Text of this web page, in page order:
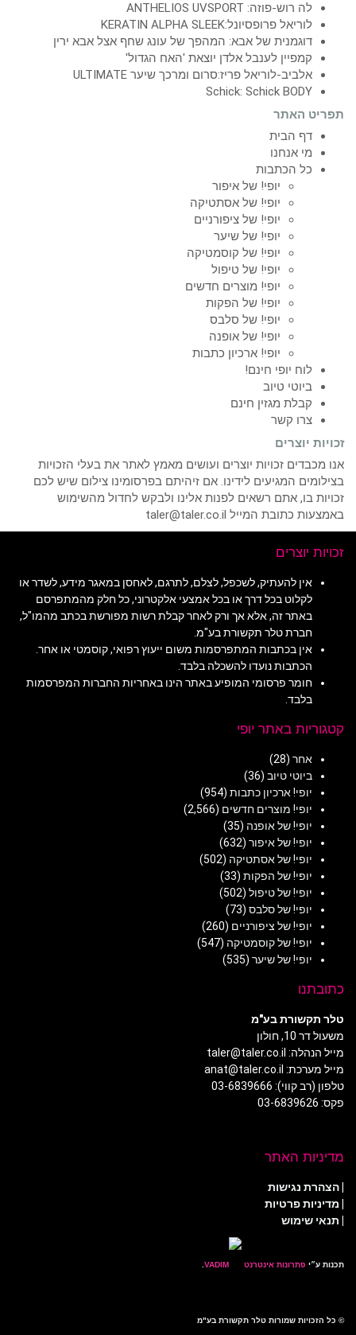
לה רוש-פוזה: ANTHELIOS UVSPORT
לוריאל פרופסיונל:KERATIN ALPHA SLEEK
דוגמנית של אבא: המהפך של עונג שחף אצל אבא ירין
קמפיין לענבל אלדן יוצאת 'האח הגדול'
אלביב-לוריאל פריז:סרום ומרכך שיער ULTIMATE
Schick: Schick BODY
תפריט האתר
דף הבית
מי אנחנו
כל הכתבות
יופי! של איפור
יופי! של אסתטיקה
יופי! של ציפורניים
יופי! של שיער
יופי! של קוסמטיקה
יופי! של טיפול
יופי! מוצרים חדשים
יופי! של הפקות
יופי! של סלבס
יופי! של אופנה
יופי! ארכיון כתבות
לוח יופי חינם!
ביוטי טיוב
קבלת מגזין חינם
צרו קשר
זכויות יוצרים
אנו מכבדים זכויות יוצרים ועושים מאמץ לאתר את בעלי הזכויות
בצילומים המגיעים לידינו. אם זיהיתם בפרסומינו צילום שיש לכם
זכויות בו, אתם רשאים לפנות אלינו ולבקש לחדול מהשימוש
באמצעות כתובת המייל taler@taler.co.il
זכויות יוצרים
אין להעתיק, לשכפל, לצלם, לתרגם, לאחסן במאגר מידע, לשדר או
לקלוט בכל דרך או בכל אמצעי אלקטרוני, כל חלק מהמתפרסם
באתר זה, אלא אך ורק לאחר קבלת רשות מפורשת בכתב מהמו"ל,
חברת טלר תקשורת בע"מ.
אין בכתבות המתפרסמות משום ייעוץ רפואי, קוסמטי או אחר.
הכתבות נועדו להשכלה בלבד.
חומר פרסומי המופיע באתר הינו באחריות החברות המפרסמות
בלבד.
קטגוריות באתר יופי
אחר (28)
ביוטי טיוב (36)
יופי! ארכיון כתבות (954)
יופי! מוצרים חדשים (2,566)
יופי! של אופנה (35)
יופי! של איפור (632)
יופי! של אסתטיקה (502)
יופי! של הפקות (33)
יופי! של טיפול (502)
יופי! של סלבס (73)
יופי! של ציפורניים (260)
יופי! של קוסמטיקה (547)
יופי! של שיער (535)
כתובתנו
טלר תקשורת בע"מ
משעול דר 10, חולון
מייל הנהלה: taler@taler.co.il
מייל מערכת: anat@taler.co.il
טלפון (רב קווי): 03-6839666
פקס: 03-6839626
מדיניות האתר
הצהרת נגישות
מדיניות פרטיות
| תנאי שימוש
תכנות ע״י פתרונות אינטרנט
© כל הזכויות שמורות טלר תקשורת בע"מ